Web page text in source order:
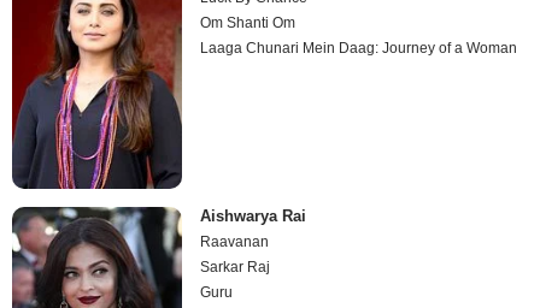
Om Shanti Om
Laaga Chunari Mein Daag: Journey of a Woman
Aishwarya Rai
Raavanan
Sarkar Raj
Guru